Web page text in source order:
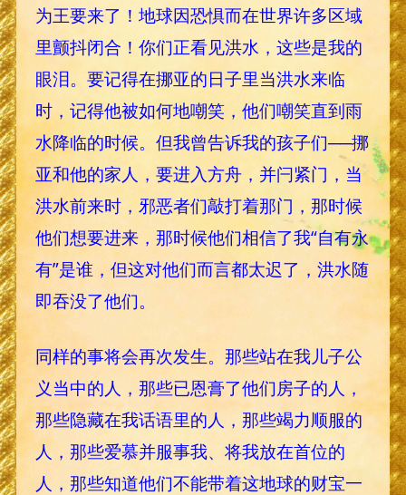
为王要来了！地球因恐惧而在世界许多区域
里颤抖闭合！你们正看见洪水，这些是我的
眼泪。要记得在挪亚的日子里当洪水来临
时，记得他被如何地嘲笑，他们嘲笑直到雨
水降临的时候。但我曾告诉我的孩子们──挪
亚和他的家人，要进入方舟，并闩紧门，当
洪水前来时，邪恶者们敲打着那门，那时候
他们想要进来，那时候他们相信了我“自有永
有”是谁，但这对他们而言都太迟了，洪水随
即吞没了他们。
同样的事将会再次发生。那些站在我儿子公
义当中的人，那些已恩膏了他们房子的人，
那些隐藏在我话语里的人，那些竭力顺服的
人，那些爱慕并服事我、将我放在首位的
人，那些知道他们不能带着这地球的财宝一